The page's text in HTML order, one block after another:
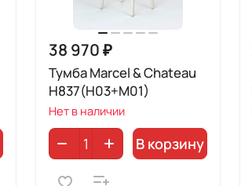
38 970 ₽
Тумба Marcel & Chateau
H837(H03+M01)
Нет в наличии
В корзину